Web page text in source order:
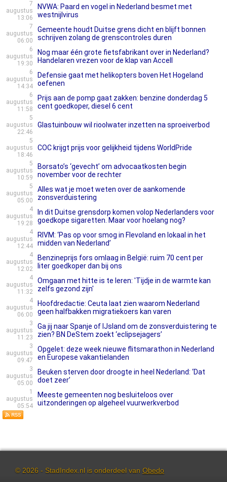
7
augustus
13:06
NVWA: Paard en vogel in Nederland besmet met
westnijlvirus
7
augustus
06:00
Gemeente houdt Duitse grens dicht en blijft bonnen
schrijven zolang de grenscontroles duren
6
augustus
19:30
Nog maar één grote fietsfabrikant over in Nederland?
Handelaren vrezen voor de klap van Accell
6
augustus
14:34
Defensie gaat met helikopters boven Het Hogeland
oefenen
6
augustus
11:58
Prijs aan de pomp gaat zakken: benzine donderdag 5
cent goedkoper, diesel 6 cent
5
augustus
22:46
Glastuinbouw wil rioolwater inzetten na sproeiverbod
5
augustus
18:46
COC krijgt prijs voor gelijkheid tijdens WorldPride
5
augustus
10:59
Borsato’s ‘gevecht’ om advocaatkosten begin
november voor de rechter
5
augustus
05:00
Alles wat je moet weten over de aankomende
zonsverduistering
4
augustus
19:28
In dit Duitse grensdorp komen volop Nederlanders voor
goedkope sigaretten. Maar voor hoelang nog?
4
augustus
12:44
RIVM: ‘Pas op voor smog in Flevoland en lokaal in het
midden van Nederland’
4
augustus
12:02
Benzineprijs fors omlaag in België: ruim 70 cent per
liter goedkoper dan bij ons
4
augustus
11:32
Omgaan met hitte is te leren: 'Tijdje in de warmte kan
zelfs gezond zijn'
4
augustus
06:00
Hoofdredactie: Ceuta laat zien waarom Nederland
geen halfbakken migratiekoers kan varen
3
augustus
11:23
Ga jij naar Spanje of IJsland om de zonsverduistering te
zien? BN DeStem zoekt ‘eclipsejagers’
3
augustus
09:47
Opgelet: deze week nieuwe flitsmarathon in Nederland
en Europese vakantielanden
3
augustus
05:00
Beuken sterven door droogte in heel Nederland: ‘Dat
doet zeer’
1
augustus
05:54
Meeste gemeenten nog besluiteloos over
uitzonderingen op algeheel vuurwerkverbod
© 2026 - StadIndex.nl is onderdeel van Obedo